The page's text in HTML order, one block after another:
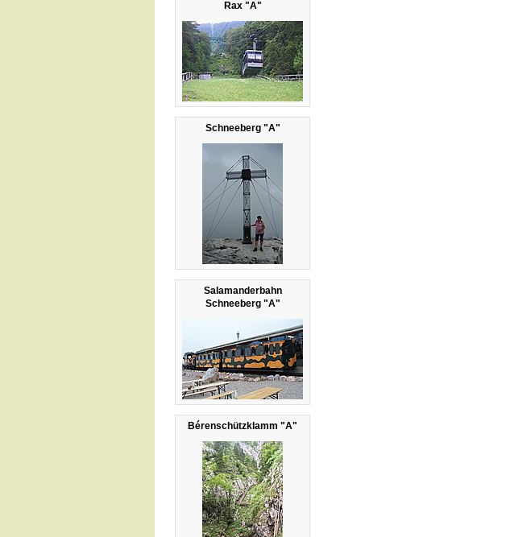
Rax "A"
Schneeberg "A"
Salamanderbahn
Schneeberg "A"
Bérenschützklamm "A"